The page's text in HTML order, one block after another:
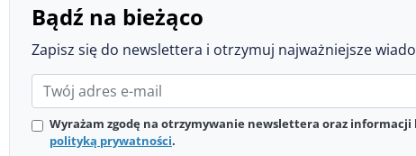
Bądź na bieżąco
Zapisz się do newslettera i otrzymuj najważniejsze
Wyrażam zgodę na otrzymywanie newslettera oraz
polityką prywatności.